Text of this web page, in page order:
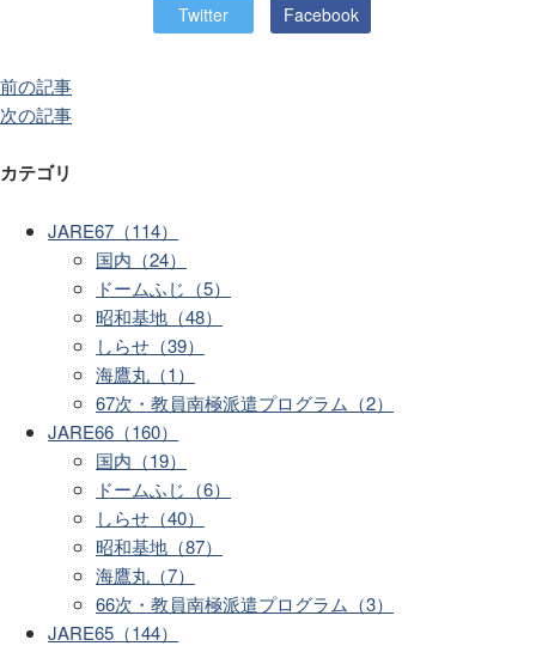
Twitter Facebook
前の記事
次の記事
カテゴリ
JARE67（114）
国内（24）
ドームふじ（5）
昭和基地（48）
しらせ（39）
海鷹丸（1）
67次・教員南極派遣プログラム（2）
JARE66（160）
国内（19）
ドームふじ（6）
しらせ（40）
昭和基地（87）
海鷹丸（7）
66次・教員南極派遣プログラム（3）
JARE65（144）